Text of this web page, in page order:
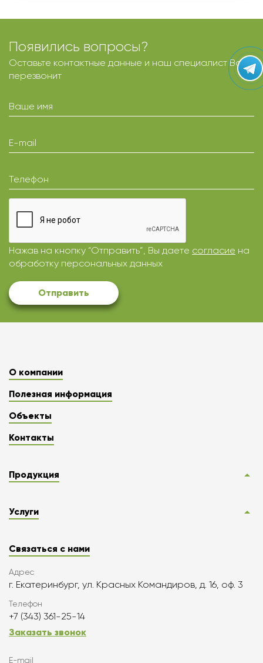
Появились вопросы?
Оставьте контактные данные и наш специалист Вам
перезвонит
Ваше имя
E-mail
Телефон
Нажав на кнопку “Отправить”, Вы даете согласие на
обработку персональных данных
Отправить
О компании
Полезная информация
Объекты
Контакты
Продукция
Услуги
Связаться с нами
Адрес
г. Екатеринбург, ул. Красных Командиров, д. 16, оф. 3
Телефон
+7 (343) 361-25-14
Заказать звонок
E-mail